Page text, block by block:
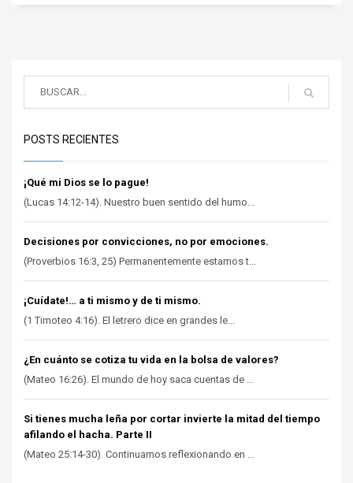
POSTS RECIENTES
¡Qué mi Dios se lo pague!
(Lucas 14:12-14). Nuestro buen sentido del humo...
Decisiones por convicciones, no por emociones.
(Proverbios 16:3, 25) Permanentemente estamos t...
¡Cuídate!… a ti mismo y de ti mismo.
(1 Timoteo 4:16). El letrero dice en grandes le...
¿En cuánto se cotiza tu vida en la bolsa de valores?
(Mateo 16:26). El mundo de hoy saca cuentas de ...
Si tienes mucha leña por cortar invierte la mitad del tiempo
afilando el hacha. Parte II
(Mateo 25:14-30). Continuamos reflexionando en ...